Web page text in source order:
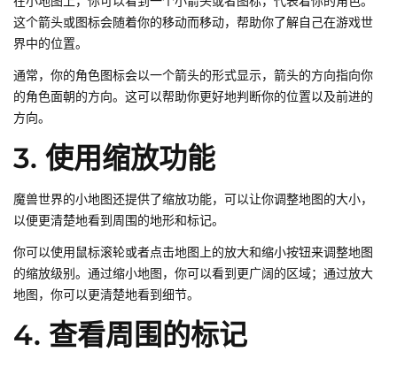
这个箭头或图标会随着你的移动而移动，帮助你了解自己在游戏世
界中的位置。
通常，你的角色图标会以一个箭头的形式显示，箭头的方向指向你
的角色面朝的方向。这可以帮助你更好地判断你的位置以及前进的
方向。
3. 使用缩放功能
魔兽世界的小地图还提供了缩放功能，可以让你调整地图的大小，
以便更清楚地看到周围的地形和标记。
你可以使用鼠标滚轮或者点击地图上的放大和缩小按钮来调整地图
的缩放级别。通过缩小地图，你可以看到更广阔的区域；通过放大
地图，你可以更清楚地看到细节。
4. 查看周围的标记